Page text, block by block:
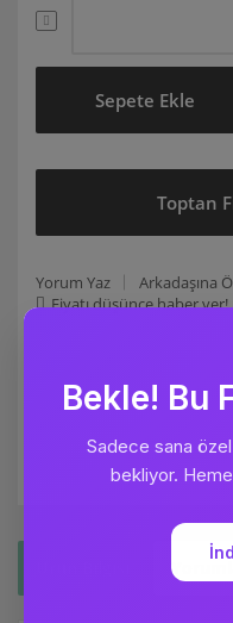
Sepete Ekle
Toptan
Yorum Yaz Arkadaşına
Fiyatı düşünce haber ver!